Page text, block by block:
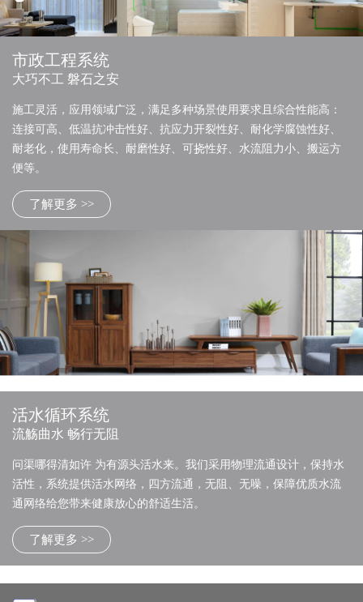
市政工程系统
大巧不工 磐石之安
施工灵活，应用领域广泛，满足多种场景使用要求且综合性能高：
连接可高、低温抗冲击性好、抗应力开裂性好、耐化学腐蚀性好、
耐老化，使用寿命长、耐磨性好、可挠性好、水流阻力小、搬运方
便等。
了解更多 >>
活水循环系统
流觞曲水 畅行无阻
问渠哪得清如许 为有源头活水来。我们采用物理流通设计，保持水
活性，系统提供活水网络，四方流通，无阻、无噪，保障优质水流
通网络给您带来健康放心的舒适生活。
了解更多 >>